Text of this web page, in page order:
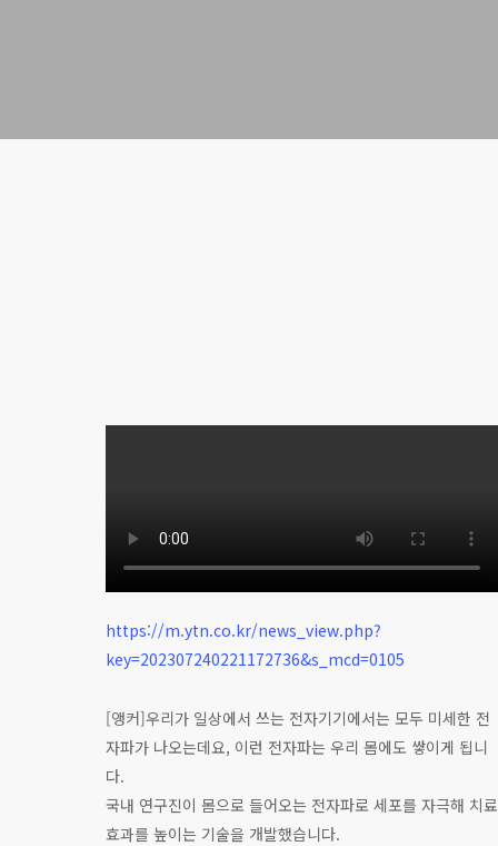
https://m.ytn.co.kr/news_view.php?
key=202307240221172736&s_mcd=0105
[앵커]우리가 일상에서 쓰는 전자기기에서는 모두 미세한 전
자파가 나오는데요, 이런 전자파는 우리 몸에도 쌓이게 됩니
다.
국내 연구진이 몸으로 들어오는 전자파로 세포를 자극해 치료
효과를 높이는 기술을 개발했습니다.